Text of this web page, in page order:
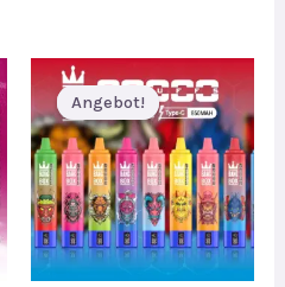
Angebot!
Angebot!